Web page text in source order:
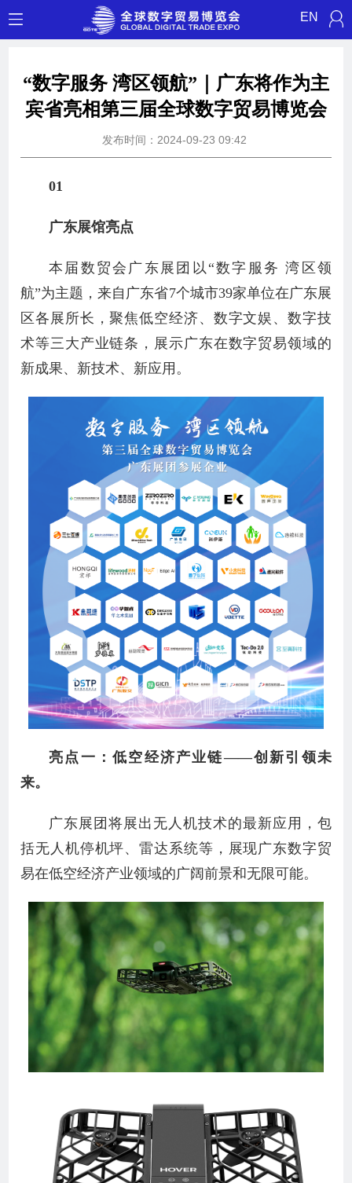
EN
“数字服务 湾区领航”｜广东将作为主
宾省亮相第三届全球数字贸易博览会
发布时间：2024-09-23 09:42
01
广东展馆亮点
本届数贸会广东展团以“数字服务 湾区领
航”为主题，来自广东省7个城市39家单位在广东展
区各展所长，聚焦低空经济、数字文娱、数字技
术等三大产业链条，展示广东在数字贸易领域的
新成果、新技术、新应用。
亮点一：低空经济产业链——创新引领未
来。
广东展团将展出无人机技术的最新应用，包
括无人机停机坪、雷达系统等，展现广东数字贸
易在低空经济产业领域的广阔前景和无限可能。